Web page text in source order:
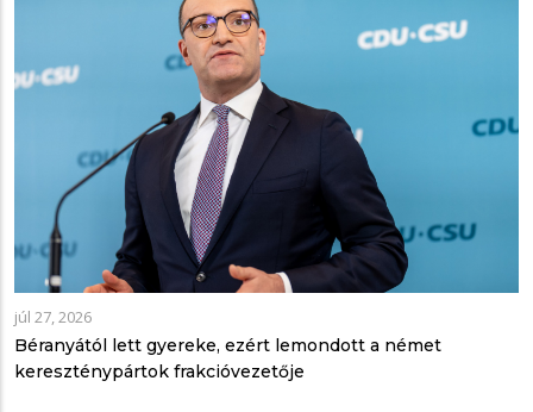
júl 27, 2026
Béranyától lett gyereke, ezért lemondott a német
kereszténypártok frakcióvezetője